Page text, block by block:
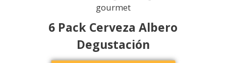
6 Pack Cerveza Albero
Degustación